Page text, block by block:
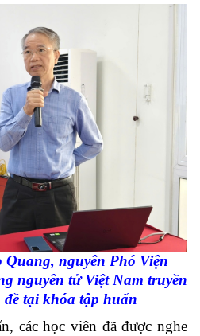
Quang, nguyên Phó Viện
nguyên tử Việt Nam truyền
đề tại khóa tập huấn
các học viên đã được nghe